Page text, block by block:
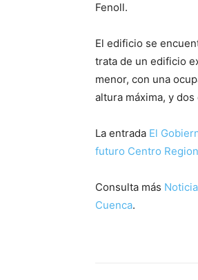
Fenoll.
El edificio se
trata de un edificio
menor, con una
altura máxima, y
La entrada El
futuro Centro
Consulta más
Cuenca.